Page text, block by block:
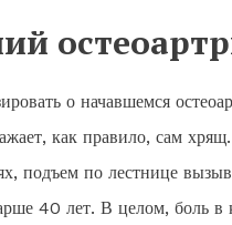
о начавшемся
как правило, сам
подъем по лестнице
40 лет. В целом, боль